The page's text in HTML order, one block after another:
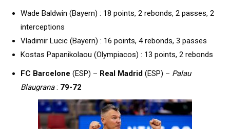
Wade Baldwin (Bayern) : 18 points, 2 rebonds, 2 passes, 2
interceptions
Vladimir Lucic (Bayern) : 16 points, 4 rebonds, 3 passes
Kostas Papanikolaou (Olympiacos) : 13 points, 2 rebonds
FC Barcelone (ESP) – Real Madrid (ESP) – Palau
Blaugrana: 79-72